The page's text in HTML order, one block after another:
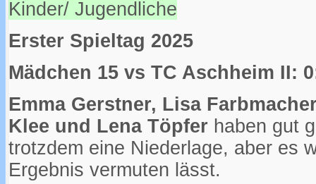
Kinder/ Jugendliche
Erster Spieltag 2025
Mädchen 15 vs TC Aschheim II:
Emma Gerstner, Lisa
Klee und Lena Töpfer haben gut
trotzdem eine Niederlage, aber es
Ergebnis vermuten lässt.